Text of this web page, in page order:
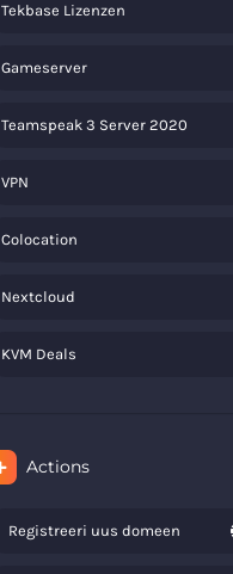
Tekbase Lizenzen
Gameserver
Teamspeak 3 Server 2020
VPN
Colocation
Nextcloud
KVM Deals
Actions
Registreeri uus domeen